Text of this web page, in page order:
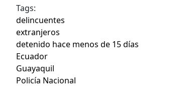
Tags:
delincuentes
extranjeros
detenido hace menos de 15 días
Ecuador
Guayaquil
Policía Nacional